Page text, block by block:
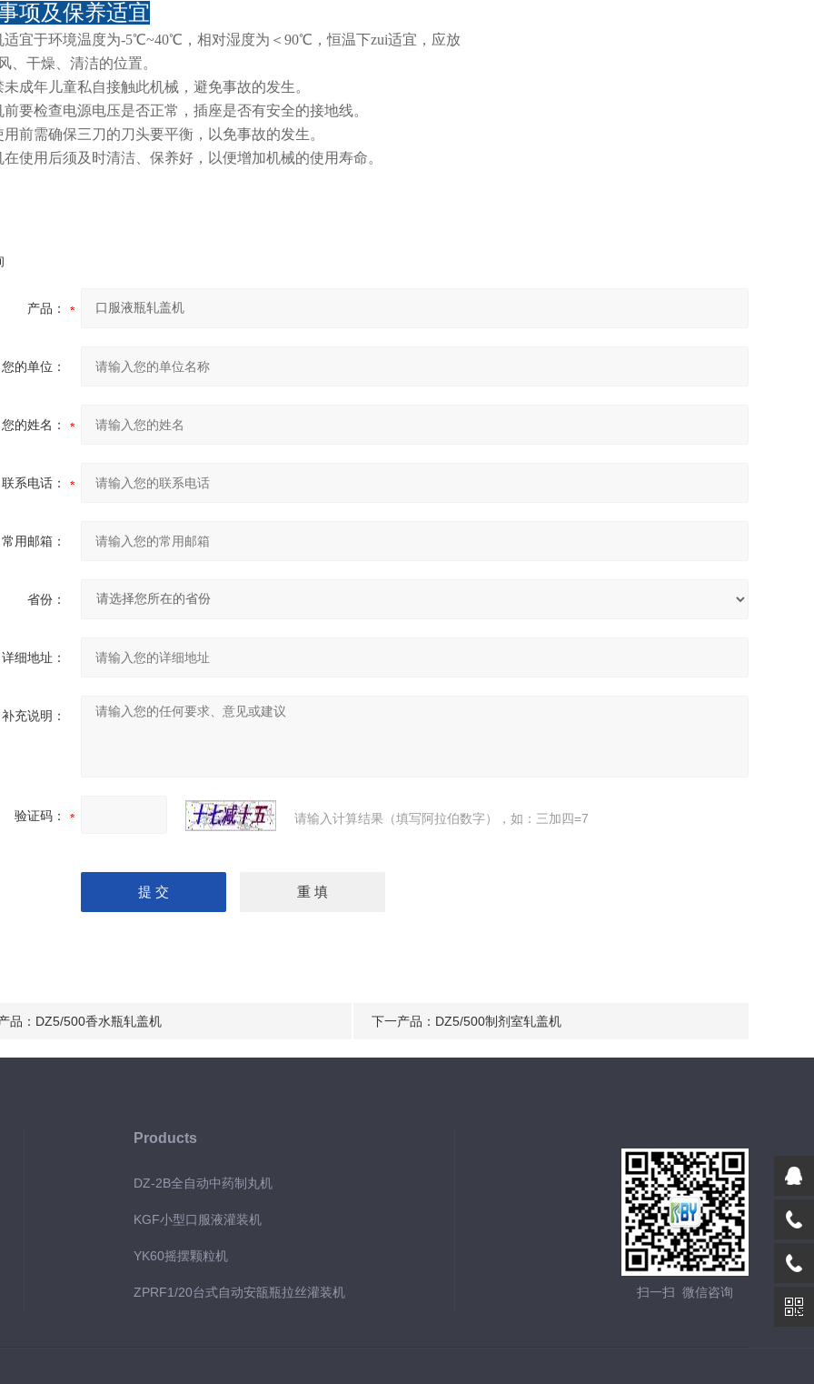
项及保养适宜
适宜于环境温度为-5℃~40℃，相对湿度为＜90℃，恒温下zui适宜，应放
、干燥、清洁的位置。
未成年儿童私自接触此机械，避免事故的发生。
前要检查电源电压是否正常，插座是否有安全的接地线。
用前需确保三刀的刀头要平衡，以免事故的发生。
在使用后须及时清洁、保养好，以便增加机械的使用寿命。
产品：
您的单位：
您的姓名：
联系电话：
常用邮箱：
省份：
详细地址：
补充说明：
验证码： 请输入计算结果（填写阿拉伯数字），如：三加四=7
品： DZ5/500香水瓶轧盖机 下一产品： DZ5/500制剂室轧盖机
Products
DZ-2B全自动中药制丸机
KGF小型口服液灌装机
YK60摇摆颗粒机
ZPRF1/20台式自动安瓿瓶拉丝灌装机 扫一扫 微信咨询